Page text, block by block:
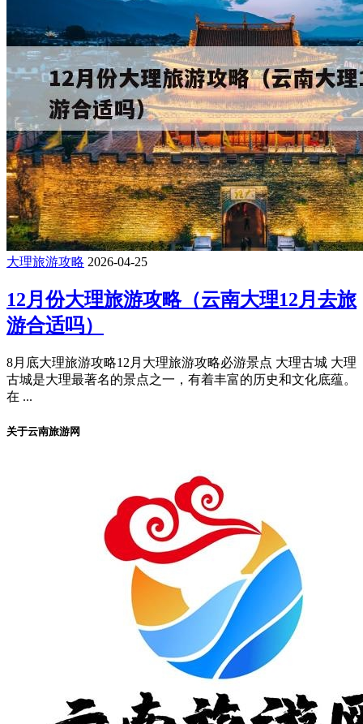
大理旅游攻略 2026-04-25
12月份大理旅游攻略（云南大理12月去旅
游合适吗）
8月底大理旅游攻略12月大理旅游攻略必游景点 大理古城 大理
古城是大理最著名的景点之一，有着丰富的历史和文化底蕴。
在 ...
关于云南旅游网